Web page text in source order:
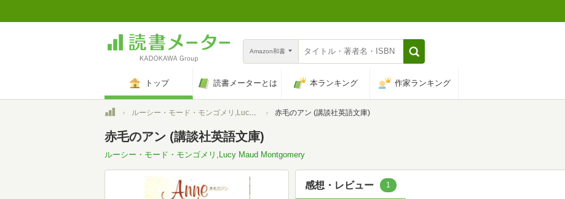
Amazon和書
トップ 読書メーターとは 本ランキング 作家ランキング
トップルーシー・モード・モンゴメリ,Lucy Maud Montgomery 赤毛のアン (講談社英語文庫)
赤毛のアン (講談社英語文庫)
ルーシー・モード・モンゴメリ,Lucy Maud Montgomery
感想・レビュー 1